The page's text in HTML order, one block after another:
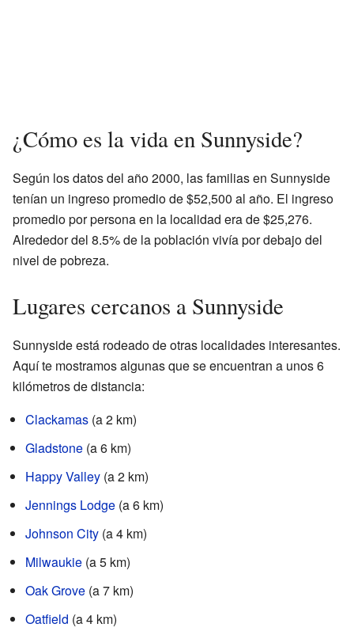
¿Cómo es la vida en Sunnyside?
Según los datos del año 2000, las familias en Sunnyside
tenían un ingreso promedio de $52,500 al año. El ingreso
promedio por persona en la localidad era de $25,276.
Alrededor del 8.5% de la población vivía por debajo del
nivel de pobreza.
Lugares cercanos a Sunnyside
Sunnyside está rodeado de otras localidades interesantes.
Aquí te mostramos algunas que se encuentran a unos 6
kilómetros de distancia:
Clackamas (a 2 km)
Gladstone (a 6 km)
Happy Valley (a 2 km)
Jennings Lodge (a 6 km)
Johnson City (a 4 km)
Milwaukie (a 5 km)
Oak Grove (a 7 km)
Oatfield (a 4 km)